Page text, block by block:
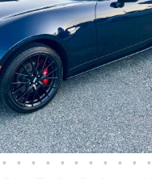
• • • • • • • • • • •